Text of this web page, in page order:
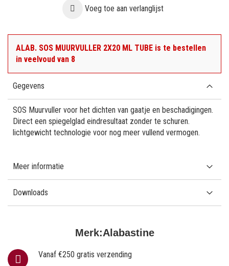
Voeg toe aan verlanglijst
ALAB. SOS MUURVULLER 2X20 ML TUBE is te bestellen
in veelvoud van 8
Merk:Alabastine
Vanaf €250 gratis verzending
Gegevens
SOS Muurvuller voor het dichten van gaatje en beschadigingen.
Direct een spiegelglad eindresultaat zonder te schuren.
lichtgewicht technologie voor nog meer vullend vermogen.
Meer informatie
Downloads